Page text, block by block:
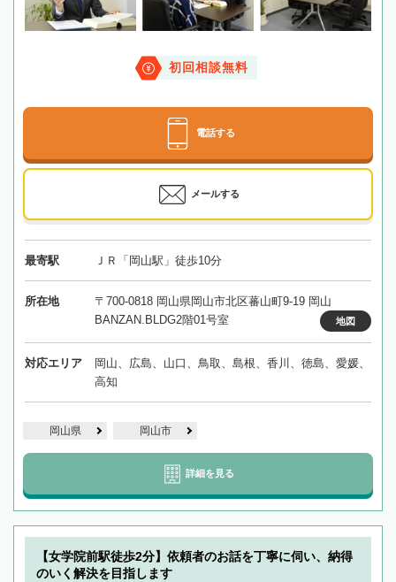
初回相談無料
電話する
メールする
最寄駅 ＪＲ「岡山駅」徒歩10分
所在地
〒700-0818 岡山県岡山市北区蕃山町9-19 岡山
BANZAN.BLDG2階01号室
地図
対応エリア
岡山、広島、山口、鳥取、島根、香川、徳島、愛媛、
高知
岡山県 岡山市
詳細を見る
【女学院前駅徒歩2分】依頼者のお話を丁寧に伺い、納得
のいく解決を目指します